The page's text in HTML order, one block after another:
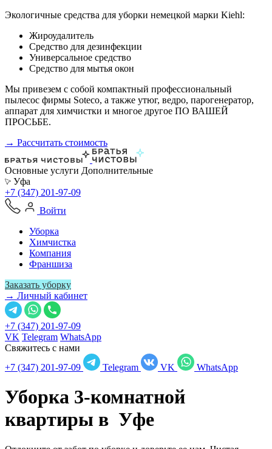
Экологичные средства для уборки немецкой марки Kiehl:
Жироудалитель
Средство для дезинфекции
Универсальное средство
Средство для мытья окон
Мы привезем с собой компактный профессиональный
пылесос фирмы Soteco, а также утюг, ведро, парогенератор,
аппарат для химчистки и многое другое ПО ВАШЕЙ
ПРОСЬБЕ.
→ Рассчитать стоимость
Основные услуги Дополнительные
Уфа
+7 (347) 201-97-09
Войти
Уборка
Химчистка
Компания
Франшиза
Заказать уборку
→ Личный кабинет
+7 (347) 201-97-09
VK Telegram WhatsApp
Свяжитесь с нами
+7 (347) 201-97-09
Telegram VK WhatsApp
Уборка 3-комнатной
квартиры в Уфе